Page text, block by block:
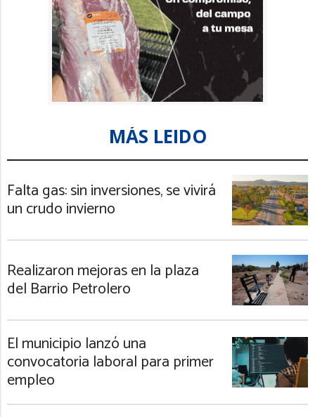
MÁS LEIDO
Falta gas: sin inversiones, se vivirá
un crudo invierno
Realizaron mejoras en la plaza
del Barrio Petrolero
El municipio lanzó una
convocatoria laboral para primer
empleo